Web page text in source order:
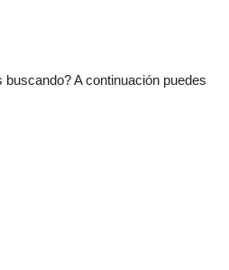
A continuación puedes